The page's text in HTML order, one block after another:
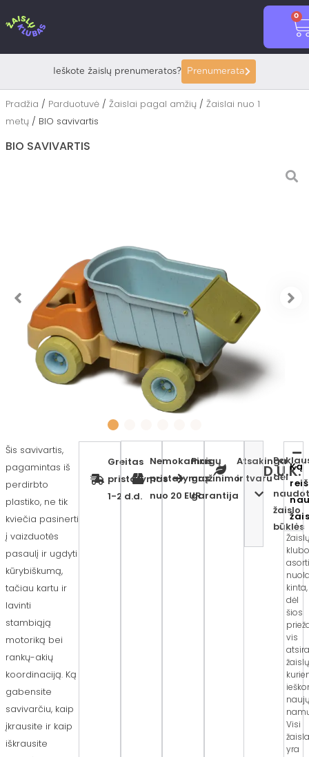
prie
0
Ieškote žaislų prenumeratos? Prenumerata
Pradžia / Parduotuvė / Žaislai pagal amžių / Žaislai nuo 1
metų / BIO savivartis
BIO SAVIVARTIS
Šis savivartis,
pagamintas iš
perdirbto
plastiko, ne tik
kviečia pasinerti
į vaizduotės
pasaulį ir ugdyti
kūrybiškumą,
tačiau kartu ir
lavinti
stambiąją
motoriką bei
rankų-akių
koordinaciją. Ką
gabensite
savivarčiu, kaip
įkrausite ir kaip
iškrausite
Greitas
pristatymas
1-2 d.d.
Nemokamas
pristatymas
nuo 20 EUR
Pinigų
grąžinimo
garantija
Atsakinga
ir tvarudėl
žaislo
būklės
D.U.K.
Ką
klubo
kinta,
dėl
šios
vis
Visi
yra